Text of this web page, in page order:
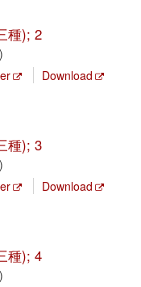
種); 2
Download
種); 3
Download
種); 4